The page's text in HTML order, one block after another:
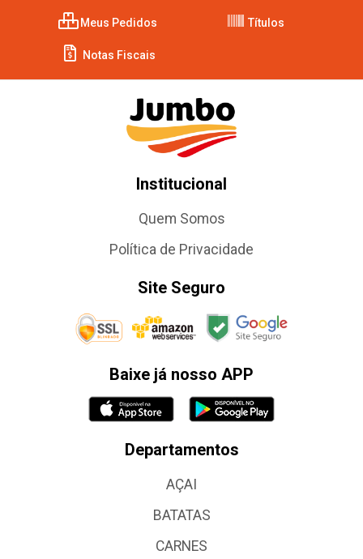
Meus Pedidos Títulos
Notas Fiscais
Institucional
Quem Somos
Política de Privacidade
Site Seguro
Baixe já nosso APP
Departamentos
AÇAI
BATATAS
CARNES